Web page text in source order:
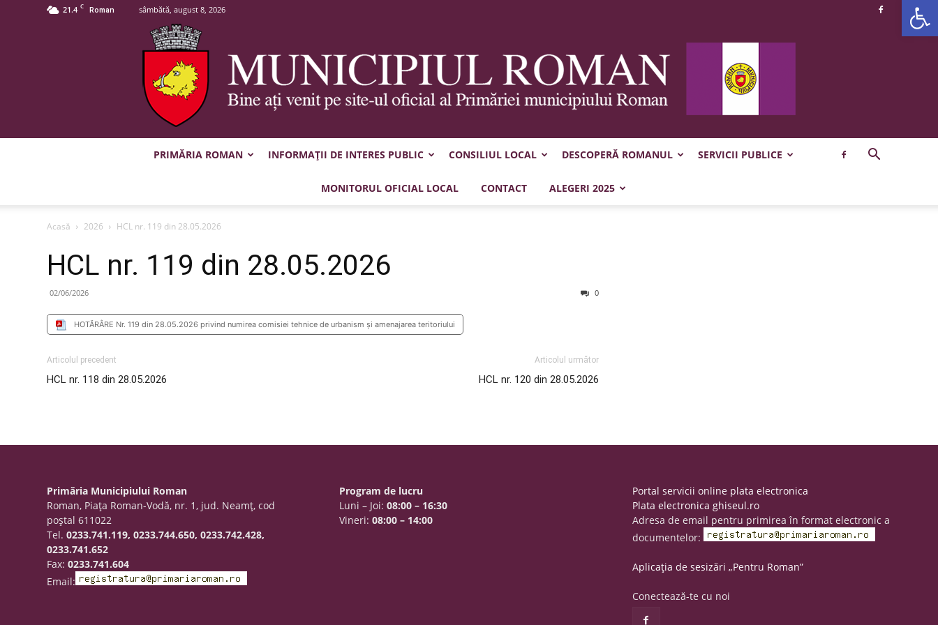
21.4 C Roman sâmbătă, august 8, 2026
Municipiul
PRIMĂRIA ROMAN INFORMAȚII DE INTERES PUBLIC CONSILIUL LOCAL DESCOPERĂ ROMANUL SERVICII PUBLICE
MONITORUL OFICIAL LOCAL CONTACT ALEGERI 2025
Acasă 2026 HCL nr. 119 din 28.05.2026
HCL nr. 119 din 28.05.2026
02/06/2026 0
HOTĂRÂRE Nr. 119 din 28.05.2026 privind numirea comisiei tehnice de urbanism și amenajarea teritoriului
Articolul precedent
HCL nr. 118 din 28.05.2026
Articolul următor
HCL nr. 120 din 28.05.2026
Primăria Municipiului Roman
Roman, Piaţa Roman-Vodă, nr. 1, jud. Neamţ, cod
poştal 611022
Tel.0233.741.119, 0233.744.650, 0233.742.428,
0233.741.652
Fax:0233.741.604
Email:
Program de lucru
Luni – Joi:08:00 – 16:30
Vineri:08:00 – 14:00
Portal servicii online plata electronica
Plata electronica ghiseul.ro
Adresa de email pentru primirea în format electronic a
documentelor:
Aplicația de sesizări „Pentru Roman”
Conectează-te cu noi